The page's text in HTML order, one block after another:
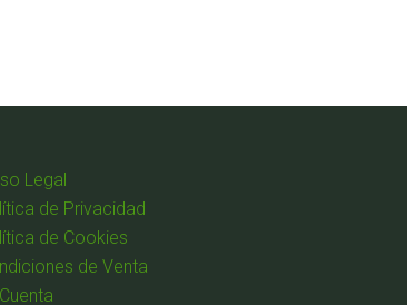
Legal
de Privacidad
de Cookies
de Venta